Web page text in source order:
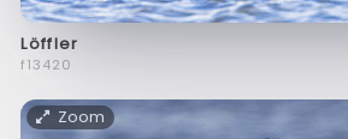
Löffler
f13420
Zoom